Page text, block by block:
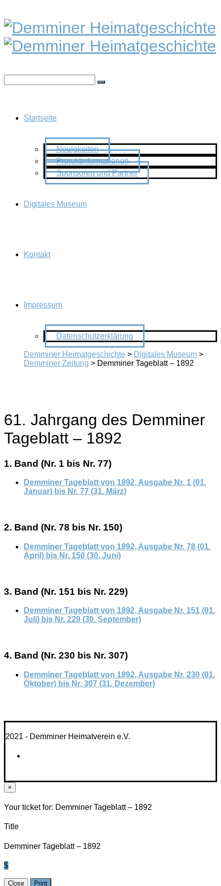
Startseite
Neuigkeiten
Projektinformationen
Sponsoren und Partner
Digitales Museum
Kontakt
Impressum
Datenschutzerklärung
Demminer Heimatgeschichte > Digitales Museum >
Demminer Zeitung > Demminer Tageblatt – 1892
61. Jahrgang des Demminer
Tageblatt – 1892
1. Band (Nr. 1 bis Nr. 77)
Demminer Tageblatt von 1892, Ausgabe Nr. 1 (01.
Januar) bis Nr. 77 (31. März)
2. Band (Nr. 78 bis Nr. 150)
Demminer Tageblatt von 1892, Ausgabe Nr. 78 (01.
April) bis Nr. 150 (30. Juni)
3. Band (Nr. 151 bis Nr. 229)
Demminer Tageblatt von 1892, Ausgabe Nr. 151 (01.
Juli) bis Nr. 229 (30. September)
4. Band (Nr. 230 bis Nr. 307)
Demminer Tageblatt von 1892, Ausgabe Nr. 230 (01.
Oktober) bis Nr. 307 (31. Dezember)
2021 - Demminer Heimatverein e.V.
×
Your ticket for: Demminer Tageblatt – 1892
Title
Demminer Tageblatt – 1892
$
Close Print